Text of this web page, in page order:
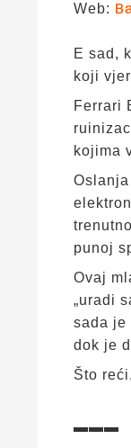
Web:
E sad,
koji
Ferrari
kojima
punoj
Ovaj
„uradi
sada je
dok je
Što
▬▬▬